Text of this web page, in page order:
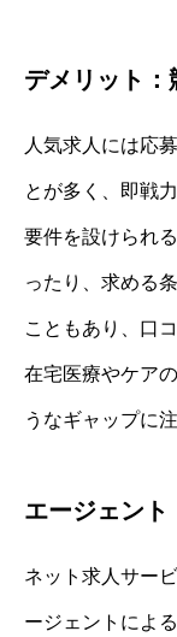
デメリット
人気求人には応
とが多く、即戦
要件を設けられ
ったり、求める
こともあり、口
在宅医療やケア
うなギャップに
エージェント
ネット求人サー
ージェントによ